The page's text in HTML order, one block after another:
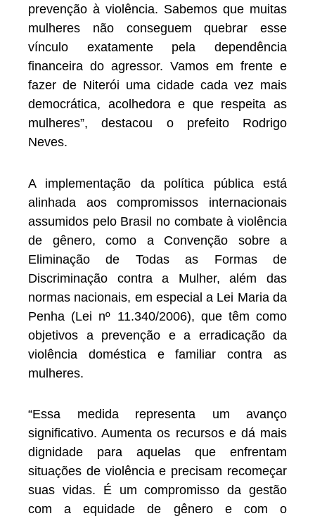
prevenção à violência. Sabemos que muitas
mulheres não conseguem quebrar esse
vínculo exatamente pela dependência
financeira do agressor. Vamos em frente e
fazer de Niterói uma cidade cada vez mais
democrática, acolhedora e que respeita as
mulheres”, destacou o prefeito Rodrigo
Neves.
A implementação da política pública está
alinhada aos compromissos internacionais
assumidos pelo Brasil no combate à violência
de gênero, como a Convenção sobre a
Eliminação de Todas as Formas de
Discriminação contra a Mulher, além das
normas nacionais, em especial a Lei Maria da
Penha (Lei nº 11.340/2006), que têm como
objetivos a prevenção e a erradicação da
violência doméstica e familiar contra as
mulheres.
“Essa medida representa um avanço
significativo. Aumenta os recursos e dá mais
dignidade para aquelas que enfrentam
situações de violência e precisam recomeçar
suas vidas. É um compromisso da gestão
com a equidade de gênero e com o